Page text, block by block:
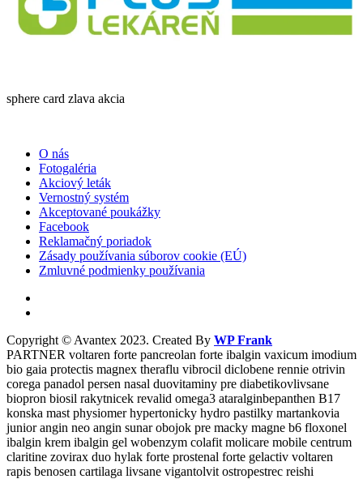
sphere card zlava akcia
O nás
Fotogaléria
Akciový leták
Vernostný systém
Akceptované poukážky
Facebook
Reklamačný poriadok
Zásady používania súborov cookie (EÚ)
Zmluvné podmienky používania
Copyright © Avantex 2023. Created By WP Frank
PARTNER voltaren forte pancreolan forte ibalgin vaxicum imodium
bio gaia protectis magnex theraflu vibrocil diclobene rennie otrivin
corega panadol persen nasal duovitaminy pre diabetikovlivsane
biopron biosil rakytnicek revalid omega3 ataralginbepanthen B17
konska mast physiomer hypertonicky hydro pastilky martankovia
junior angin neo angin sunar obojok pre macky magne b6 floxonel
ibalgin krem ibalgin gel wobenzym colafit molicare mobile centrum
claritine zovirax duo hylak forte prostenal forte gelactiv voltaren
rapis benosen cartilaga livsane vigantolvit ostropestrec reishi